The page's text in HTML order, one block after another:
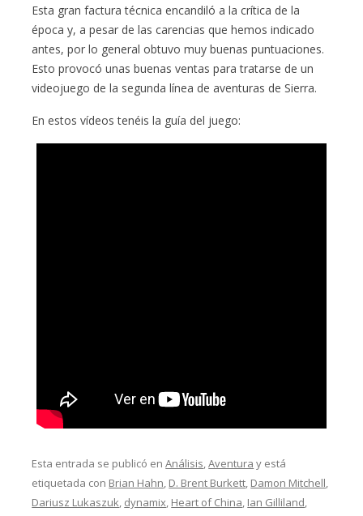
Esta gran factura técnica encandiló a la crítica de la
época y, a pesar de las carencias que hemos indicado
antes, por lo general obtuvo muy buenas puntuaciones.
Esto provocó unas buenas ventas para tratarse de un
videojuego de la segunda línea de aventuras de Sierra.
En estos vídeos tenéis la guía del juego:
Esta entrada se publicó enAnálisis ,Aventura y está
etiquetada con Brian Hahn D. Brent Burkett Damon Mitchell
Dariusz Lukaszuk dynamix Heart of China Ian Gilliland